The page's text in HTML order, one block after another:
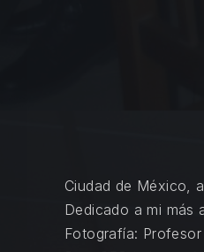
Ciudad de México,
Dedicado a mi más
Fotografía: Profesor